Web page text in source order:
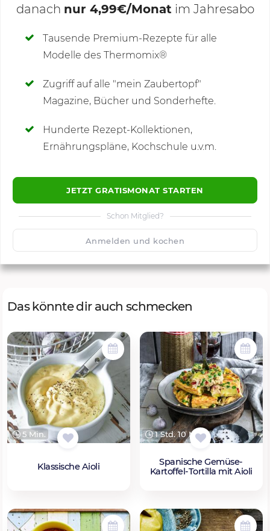
Deine Notizen
danach nur 4,99€/Monat im Jahresabo
Tausende Premium-Rezepte für alle
Modelle des Thermomix®
Zugriff auf alle "mein Zaubertopf"
Magazine, Bücher und Sonderhefte.
Hunderte Rezept-Kollektionen,
Ernährungspläne, Kochschule u.v.m.
JETZT GRATISMONAT STARTEN
Schon Mitglied?
Anmelden und kochen
Kommentare
🙂 Speichern
Das könnte dir auch schmecken
5 Min.
Klassische Aioli
1 Std. 10 Min.
Spanische Gemüse-
Kartoffel-Tortilla mit Aioli